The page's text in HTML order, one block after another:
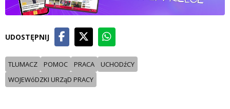
UDOSTĘPNIJ
TLUMACZ POMOC PRACA
UCHODźCY
WOJEWóDZKI URZąD PRACY